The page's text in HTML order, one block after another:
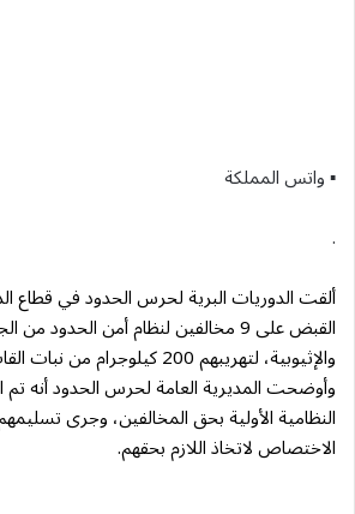
▪︎ واتس المملكة
.
ألقت الدوريات البرية لحرس الحدود في قطاع
القبض على 9 مخالفين لنظام أمن الحدود
والإثيوبية، لتهريبهم 200 كيلوجرام من نبات القات المخدر.
وأوضحت المديرية العامة لحرس الحدود أنه تم
النظامية الأولية بحق المخالفين، وجرى
الاختصاص لاتخاذ اللازم بحقهم.